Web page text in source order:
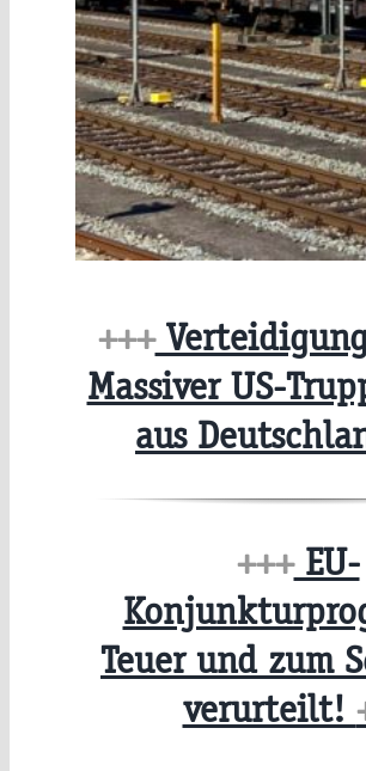
+++
Massiver US-
aus
+++EU-
Teuer und zum
verurteilt!